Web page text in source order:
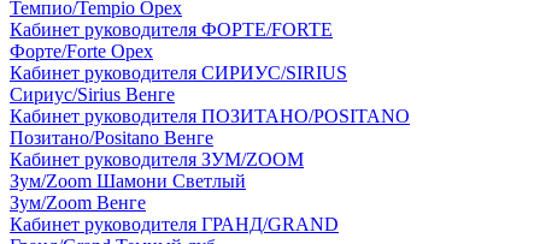
Темпио/Tempio Орех
Кабинет руководителя ФОРТЕ/FORTE
Форте/Forte Орех
Кабинет руководителя СИРИУС/SIRIUS
Сириус/Sirius Венге
Кабинет руководителя ПОЗИТАНО/POSITANO
Позитано/Positano Венге
Кабинет руководителя ЗУМ/ZOOM
Зум/Zoom Шамони Светлый
Зум/Zoom Венге
Кабинет руководителя ГРАНД/GRAND